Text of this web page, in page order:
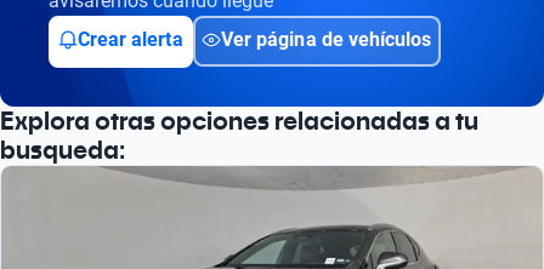
Crear alerta
Ver página de vehículos
Explora otras opciones relacionadas a tu
busqueda: